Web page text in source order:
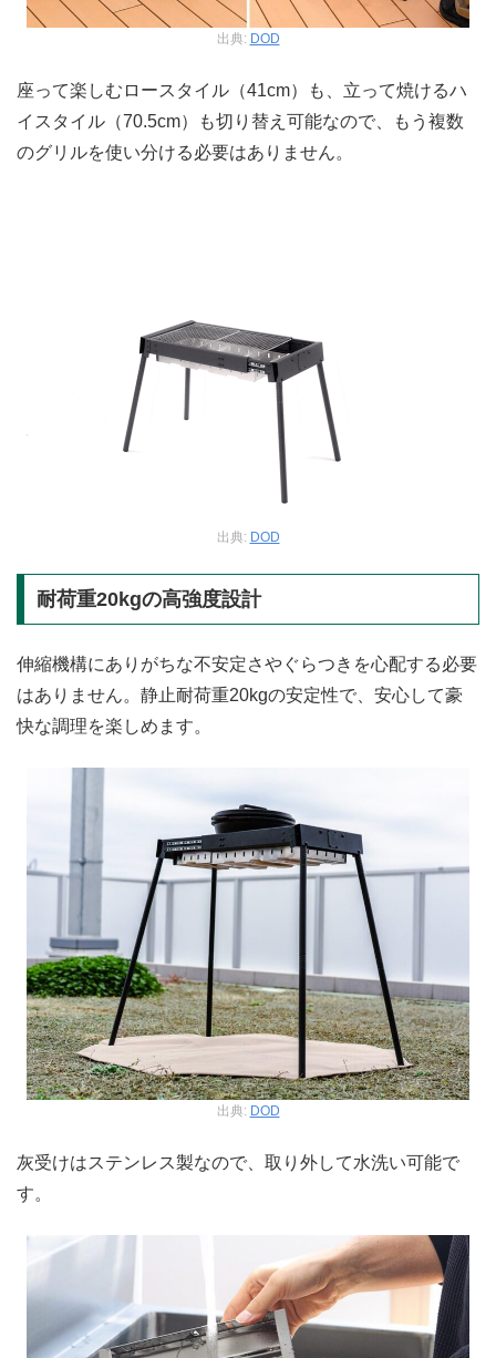
出典: DOD
座って楽しむロースタイル（41cm）も、立って焼けるハ
イスタイル（70.5cm）も切り替え可能なので、もう複数
のグリルを使い分ける必要はありません。
出典: DOD
耐荷重20kgの高強度設計
伸縮機構にありがちな不安定さやぐらつきを心配する必要
はありません。静止耐荷重20kgの安定性で、安心して豪
快な調理を楽しめます。
出典: DOD
灰受けはステンレス製なので、取り外して水洗い可能で
す。